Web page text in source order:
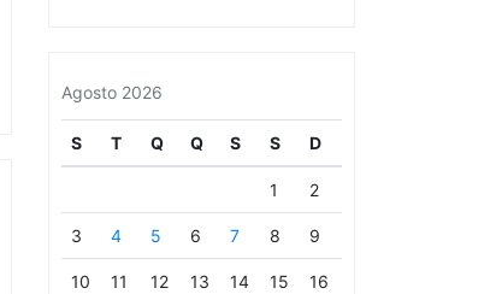
Agosto 2026
S T Q Q S S D
1 2
3 4 5 6 7 8 9
10 11 12 13 14 15 16